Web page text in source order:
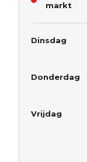
markt
Dinsdag
Donderdag
Vrijdag